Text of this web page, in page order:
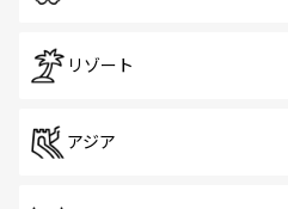
リゾート
アジア